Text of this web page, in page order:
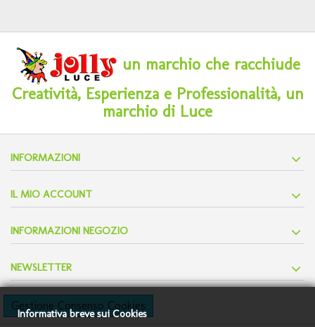
un marchio che racchiude
Creatività, Esperienza e Professionalità, un
marchio di Luce
INFORMAZIONI
IL MIO ACCOUNT
INFORMAZIONI NEGOZIO
NEWSLETTER
Gestione Consenso Cookies
Informativa breve sui Cookies